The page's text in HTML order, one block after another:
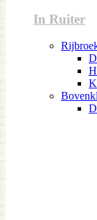
In Ruiter